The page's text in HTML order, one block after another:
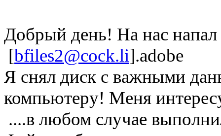
Добрый день! На нас
[bfiles2@cock.li].adobe
Я снял диск с важными
компьютеру! Меня
....в любом случае